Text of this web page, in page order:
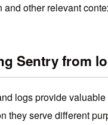
other relevant
Sentry from
logs provide valuable
they serve different